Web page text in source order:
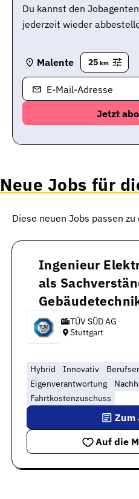
Du kannst den
jederzeit wieder
Malente 25 km
E-Mail-Adresse
Neue Jobs für
Diese neuen Jobs passen
Ingenieur
als
TÜV SÜD AG
Stuttgart
Hybrid Innovativ
Eigenverantwortung
Fahrtkostenzuschuss
Auf die
Zum